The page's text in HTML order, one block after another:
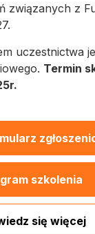
związanych z
uczestnictwa
Termin
szkolenia
się więcej